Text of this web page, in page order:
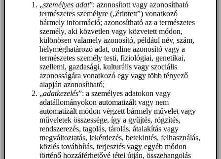
„személyes adat”: azonosított vagy azonosítható
természetes személyre („érintett”) vonatkozó
bármely információ; azonosítható az a természetes
személy, aki közvetlen vagy közvetett módon,
különösen valamely azonosító, például név, szám,
helymeghatározó adat, online azonosító vagy a
természetes személy testi, fiziológiai, genetikai,
szellemi, gazdasági, kulturális vagy szociális
azonosságára vonatkozó egy vagy több tényező
alapján azonosítható;
„adatkezelés”: a személyes adatokon vagy
adatállományokon automatizált vagy nem
automatizált módon végzett bármely művelet vagy
műveletek összessége, így a gyűjtés, rögzítés,
rendszerezés, tagolás, tárolás, átalakítás vagy
megváltoztatás, lekérdezés, betekintés, felhasználás,
közlés továbbítás, terjesztés vagy egyéb módon
történő hozzáférhetővé tétel útján, összehangolás